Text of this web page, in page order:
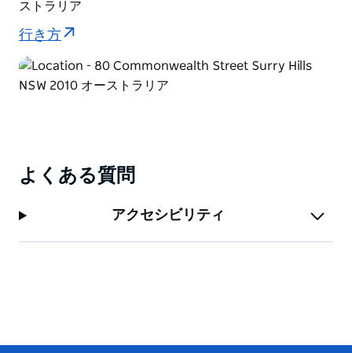
ストラリア
行き方
よくある質問
アクセシビリティ